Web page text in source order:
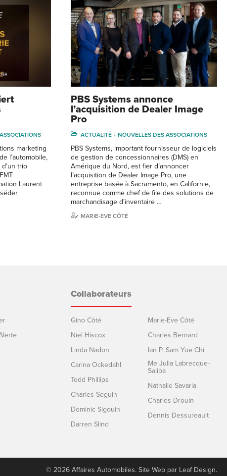
marketing
l’automobile,
trio
Laurent
PBS Systems annonce
l’acquisition de Dealer Image
Pro
ACTUALITÉ NOUVELLES DES ASSOCIATIONS
PBS Systems, important fournisseur de logiciels
de gestion de concessionnaires (DMS) en
Amérique du Nord, est fier d’annoncer
l’acquisition de Dealer Image Pro, une
entreprise basée à Sacramento, en Californie,
reconnue comme chef de file des solutions de
marchandisage d’inventaire …
MARIE-EVE CÔTÉ
Collaborateurs
Gino Côté
Niel Hiscox
Linda Nadon
Carina Ockedahl
Todd Phillips
Charles Seguin
Dominic Sigouin
Darren Slind
Marie-Eve Côté
Charles Bernard
Ian P. Sam Yue Chi
Me Julia Labrecque-
Saliba
Nathalie Savaria
Charles Drouin
Dennis Dessureault
© 2026 Affaires Automobiles. Site Web par Leaf Design.